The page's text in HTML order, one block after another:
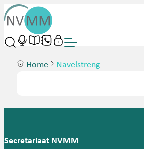
Home Navelstreng
Secretariaat NVMM